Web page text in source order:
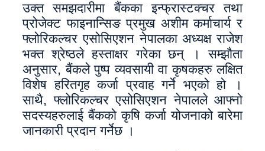
उक्त समझदारीमा बैंकका इन्फ्रास्टक्चर तथा
प्रोजेक्ट फाइनान्सिङ प्रमुख अशीम कर्माचार्य र
फ्लोरिकल्चर एसोसिएशन नेपालका अध्यक्ष राजेश
भक्त श्रेष्ठले हस्ताक्षर गरेका छन् । सम्झौता
अनुसार, बैंकले पुष्प व्यवसायी वा कृषकहरु लक्षित
विशेष हरितगृह कर्जा प्रवाह गर्ने भएको हो ।
साथै, फ्लोरिकल्चर एसोसिएशन नेपालले आफ्नो
सदस्यहरुलाई बैंकको कृषि कर्जा योजनाको बारेमा
जानकारी प्रदान गर्नेछ ।